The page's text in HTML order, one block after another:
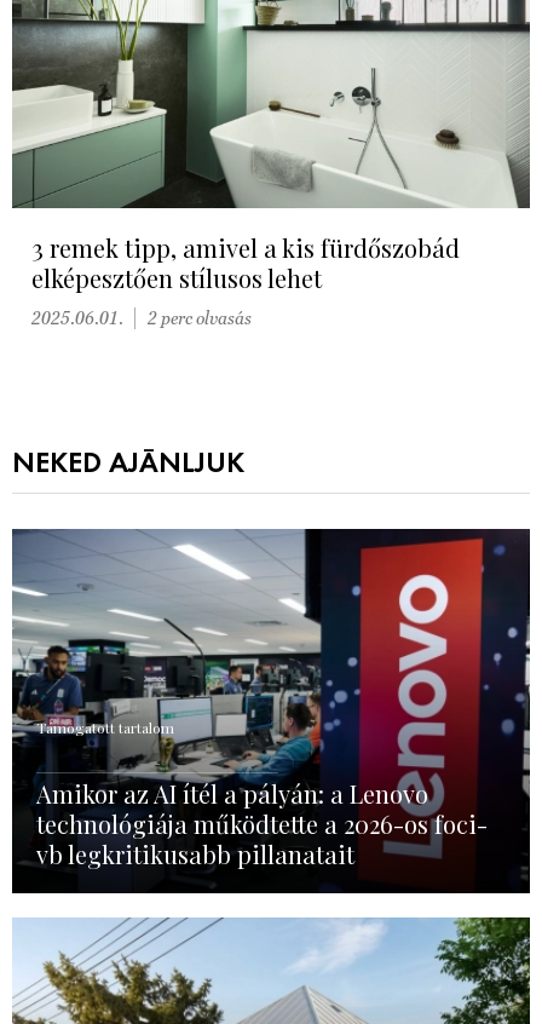
3 remek tipp, amivel a kis fürdőszobád
elképesztően stílusos lehet
2025.06.01. 2 perc olvasás
NEKED AJÁNLJUK
Támogatott tartalom
Amikor az AI ítél a pályán: a Lenovo
technológiája működtette a 2026-os foci-
vb legkritikusabb pillanatait